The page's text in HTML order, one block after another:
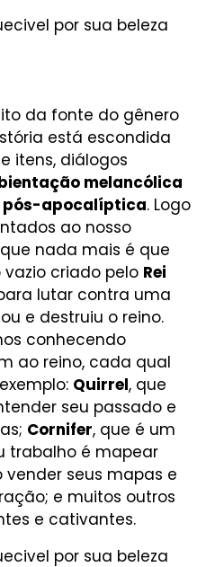
da fonte do gênero
está escondida
itens, diálogos
melancólica
pós-apocalíptica. Logo
ao nosso
nada mais é que
criado pelo Rei
lutar contra uma
e destruiu o reino.
conhecendo
ao reino, cada qual
Quirrel, que
seu passado e
Cornifer, que é um
trabalho é mapear
seus mapas e
e muitos outros
e cativantes.